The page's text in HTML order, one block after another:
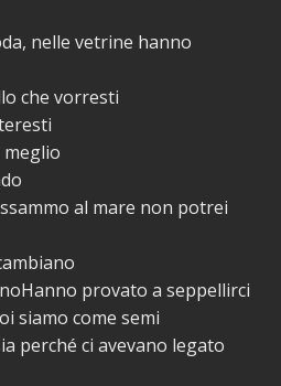
nelle vetrine hanno
che vorresti
al mare non potrei
provato a seppellirci
siamo come semi
perché ci avevano legato